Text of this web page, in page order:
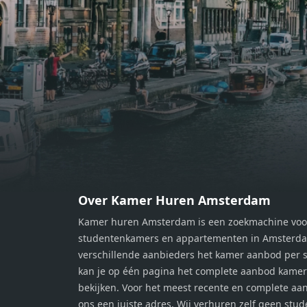
van een prachtig uitzicht en een
moment van rust. De woning
beschikt over twee comfortabele
slaapkamers van respectievelijk 12,1
m² en 8 m². Beide kamers bieden tal
van mogelijkheden, zoals een fijne
werkplek, een logeerkamer of een
persoonlijke slaapkamer. De
gemak en privacy. Gelegen in een
Zaandam, bevindt de woning zich
op een perfecte locatie. Winkels,
openbaar vervoer en uitvalswegen
naar Amsterdam zijn allemaal
binnen handbereik. Bovendien
van
m²
van
op
naar
Over Kamer Huren Amsterdam
Kamer huren Amsterdam is een zoekmachine
studentenkamers en appartementen in
verschillende aanbieders het kamer aanbod per
kan je op één pagina het complete aanbod
bekijken. Voor het meest recente en complete
ons een juiste adres. Wij verhuren zelf geen